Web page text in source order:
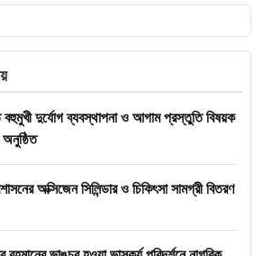
বহুমুখী দুর্যোগ ব্যবস্থাপনা ও আগাম প্রস্তুতি বিষয়ক
অক্সিজেন সিলিন্ডার ও চিকিৎসা সামগ্রী বিতরণ